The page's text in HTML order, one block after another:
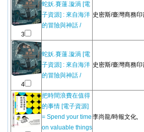
3
蛇妖.賽蓮.漩渦 [電
子資源] : 來自海洋
的冒險與神話 /
史密斯/臺灣商務印
4
蛇妖.賽蓮.漩渦 [電
子資源] : 來自海洋
的冒險與神話 /
史密斯/臺灣商務印
把時間浪費在值得
的事情 [電子資源]
= Spend your time
on valuable things
李尚龍/時報文化,